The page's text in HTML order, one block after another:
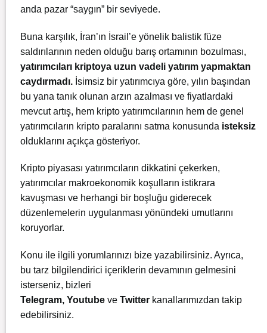
anda pazar “saygın” bir seviyede.
Buna karşılık, İran’ın İsrail’e yönelik balistik füze
saldırılarının neden olduğu barış ortamının bozulması,
yatırımcıları kriptoya uzun vadeli yatırım yapmaktan
caydırmadı. İsimsiz bir yatırımcıya göre, yılın başından
bu yana tanık olunan arzın azalması ve fiyatlardaki
mevcut artış, hem kripto yatırımcılarının hem de genel
yatırımcıların kripto paralarını satma konusunda isteksiz
olduklarını açıkça gösteriyor.
Kripto piyasası yatırımcıların dikkatini çekerken,
yatırımcılar makroekonomik koşulların istikrara
kavuşması ve herhangi bir boşluğu giderecek
düzenlemelerin uygulanması yönündeki umutlarını
koruyorlar.
Konu ile ilgili yorumlarınızı bize yazabilirsiniz. Ayrıca,
bu tarz bilgilendirici içeriklerin devamının gelmesini
isterseniz, bizleri
Telegram, Youtube ve Twitter kanallarımızdan takip
edebilirsiniz.